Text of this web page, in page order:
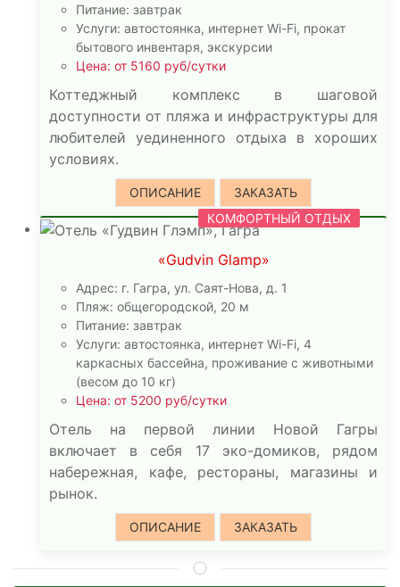
Питание: завтрак
Услуги: автостоянка, интернет Wi-Fi, прокат
бытового инвентаря, экскурсии
Цена: от 5160 руб/сутки
Коттеджный комплекс в шаговой
доступности от пляжа и инфраструктуры для
любителей уединенного отдыха в хороших
условиях.
ОПИСАНИЕ
ЗАКАЗАТЬ
КОМФОРТНЫЙ ОТДЫХ
«Gudvin Glamp»
Адрес: г. Гагра, ул. Саят-Нова, д. 1
Пляж: общегородской, 20 м
Питание: завтрак
Услуги: автостоянка, интернет Wi-Fi, 4
каркасных бассейна, проживание с животными
(весом до 10 кг)
Цена: от 5200 руб/сутки
Отель на первой линии Новой Гагры
включает в себя 17 эко-домиков, рядом
набережная, кафе, рестораны, магазины и
рынок.
ОПИСАНИЕ ЗАКАЗАТЬ